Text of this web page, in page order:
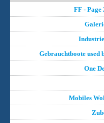
FF - Page
Gebrauchtboote used
One
Mobiles